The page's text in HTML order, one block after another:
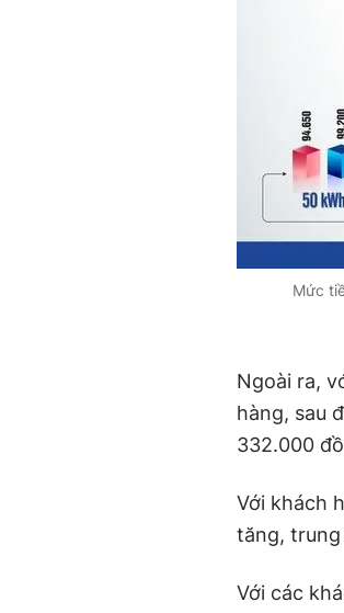
Mức
Ngoài ra,
hàng, sau
332.000
Với khách
tăng, trung
Với các